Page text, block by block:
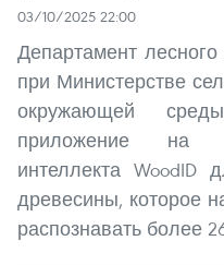
03/10/2025 22:00
Департамент
при Министерстве
окружающей
приложение на
интеллекта WoodID
древесины, которое
распознавать более